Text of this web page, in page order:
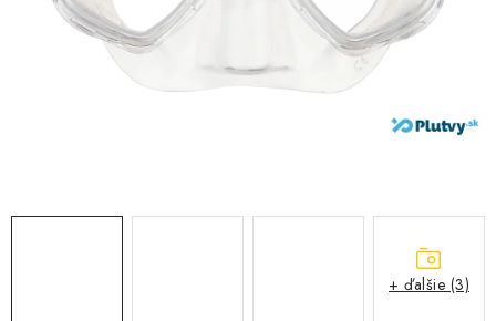
PODVODNÉ SKÚTRE
+ ďalšie (3)